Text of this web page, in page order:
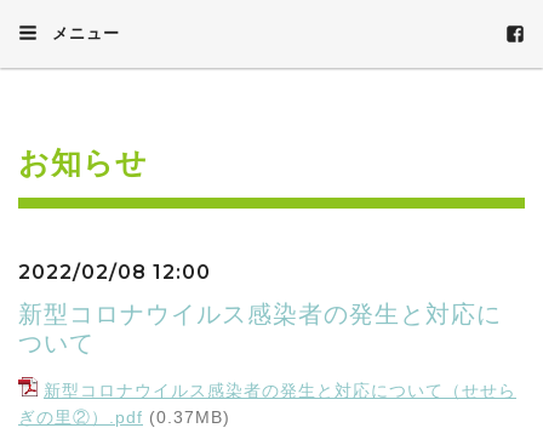
メニュー
お知らせ
2022/02/08 12:00
新型コロナウイルス感染者の発生と対応に
ついて
新型コロナウイルス感染者の発生と対応について（せせら
ぎの里②）.pdf (0.37MB)